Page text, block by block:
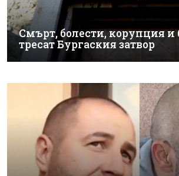
Смърт, болести, корупция и
тресат Бургаския затвор